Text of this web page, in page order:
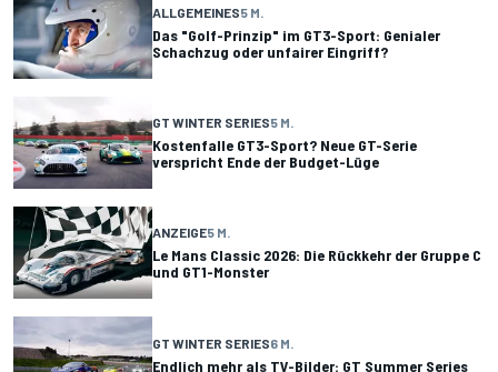
ALLGEMEINES5 M.
Das "Golf-Prinzip" im GT3-Sport: Genialer
Schachzug oder unfairer Eingriff?
GT WINTER SERIES5 M.
Kostenfalle GT3-Sport? Neue GT-Serie
verspricht Ende der Budget-Lüge
ANZEIGE5 M.
Le Mans Classic 2026: Die Rückkehr der Gruppe C
und GT1-Monster
GT WINTER SERIES6 M.
Endlich mehr als TV-Bilder: GT Summer Series